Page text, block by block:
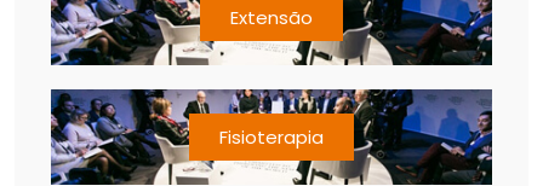
Extensão
Fisioterapia